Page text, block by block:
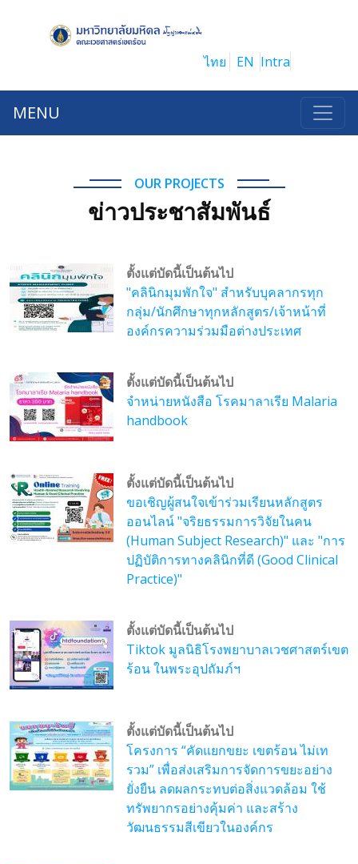
ไทย EN Intra
MENU
OUR PROJECTS
ข่าวประชาสัมพันธ์
ตั้งแต่บัดนี้เป็นต้นไป
"คลินิกมุมพักใจ" สำหรับบุคลากรทุก
กลุ่ม/นักศึกษาทุกหลักสูตร/เจ้าหน้าที่
องค์กรความร่วมมือต่างประเทศ
ตั้งแต่บัดนี้เป็นต้นไป
จำหน่ายหนังสือ โรคมาลาเรีย Malaria
handbook
ตั้งแต่บัดนี้เป็นต้นไป
ขอเชิญผู้สนใจเข้าร่วมเรียนหลักสูตร
ออนไลน์ "จริยธรรมการวิจัยในคน
(Human Subject Research)" และ "การ
ปฏิบัติการทางคลินิกที่ดี (Good Clinical
Practice)"
ตั้งแต่บัดนี้เป็นต้นไป
Tiktok มูลนิธิโรงพยาบาลเวชศาสตร์เขต
ร้อน ในพระอุปถัมภ์ฯ
ตั้งแต่บัดนี้เป็นต้นไป
โครงการ “คัดแยกขยะ เขตร้อน ไม่เท
รวม” เพื่อส่งเสริมการจัดการขยะอย่าง
ยั่งยืน ลดผลกระทบต่อสิ่งแวดล้อม ใช้
ทรัพยากรอย่างคุ้มค่า และสร้าง
วัฒนธรรมสีเขียวในองค์กร